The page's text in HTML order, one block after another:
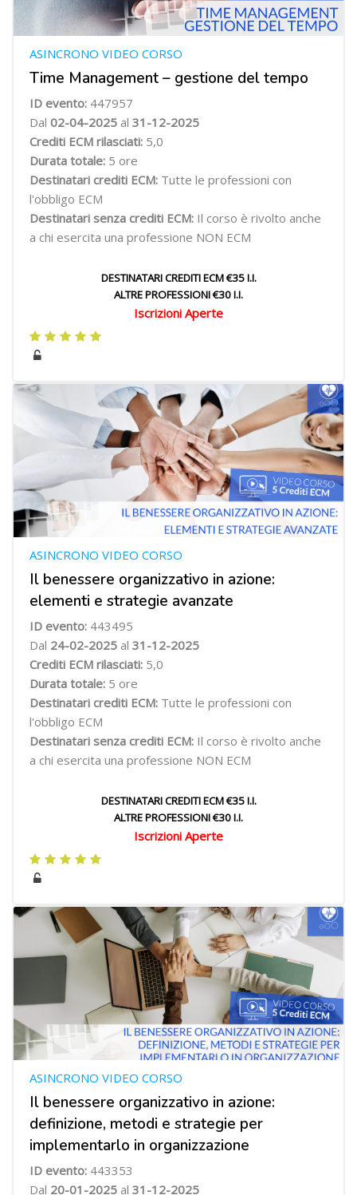
Time Management – gestione del tempo
ASINCRONO VIDEO CORSO
ID evento: 447957
Dal 02-04-2025 al 31-12-2025
Crediti ECM rilasciati: 5,0
Durata totale: 5 ore
Destinatari crediti ECM: Tutte le professioni con
l'obbligo ECM
Destinatari senza crediti ECM: Il corso è rivolto anche
a chi esercita una professione NON ECM
DESTINATARI CREDITI ECM €35 I.I.
ALTRE PROFESSIONI €30 I.I.
Iscrizioni Aperte
Il benessere organizzativo in azione:
elementi e strategie avanzate
ASINCRONO VIDEO CORSO
ID evento: 443495
Dal 24-02-2025 al 31-12-2025
Crediti ECM rilasciati: 5,0
Durata totale: 5 ore
Destinatari crediti ECM: Tutte le professioni con
l'obbligo ECM
Destinatari senza crediti ECM: Il corso è rivolto anche
a chi esercita una professione NON ECM
DESTINATARI CREDITI ECM €35 I.I.
ALTRE PROFESSIONI €30 I.I.
Iscrizioni Aperte
Il benessere organizzativo in azione:
definizione, metodi e strategie per
implementarlo in organizzazione
ASINCRONO VIDEO CORSO
ID evento: 443353
Dal 20-01-2025 al 31-12-2025